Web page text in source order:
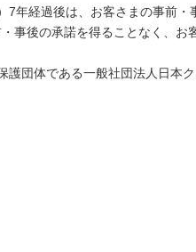
年経過後は、お客さまの事前・
事後の承諾を得ることなく、お
団体である一般社団法人日本